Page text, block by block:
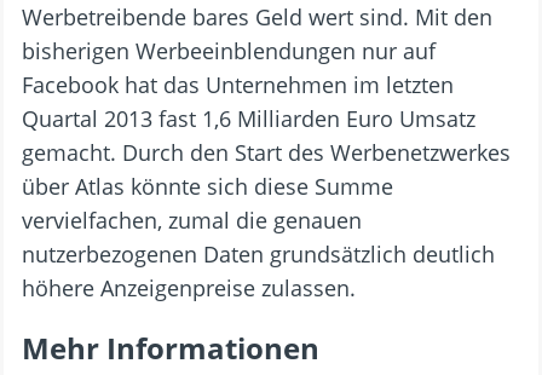
Werbetreibende bares Geld wert sind. Mit den
bisherigen Werbeeinblendungen nur auf
Facebook hat das Unternehmen im letzten
Quartal 2013 fast 1,6 Milliarden Euro Umsatz
gemacht. Durch den Start des Werbenetzwerkes
über Atlas könnte sich diese Summe
vervielfachen, zumal die genauen
nutzerbezogenen Daten grundsätzlich deutlich
höhere Anzeigenpreise zulassen.
Mehr Informationen